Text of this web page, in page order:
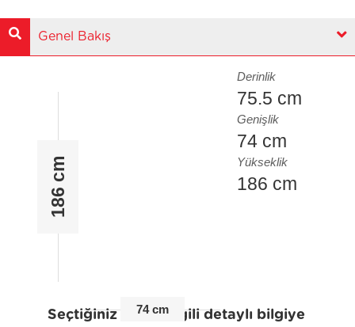
Genel Bakış
186 cm
74 cm
Derinlik
75.5 cm
Genişlik
74 cm
Yükseklik
186 cm
Seçtiğiniz ürünle ilgili detaylı bilgiye